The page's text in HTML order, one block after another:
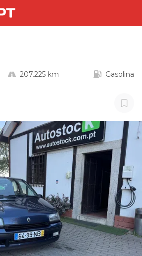
207.225 km Gasolina